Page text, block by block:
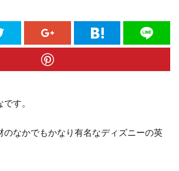
す。
のなかでもかなり有名なディズニーの英